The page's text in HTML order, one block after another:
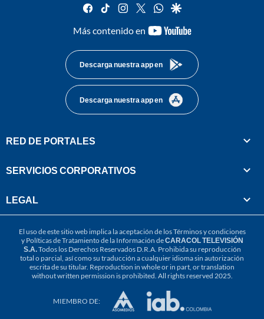
facebook
tiktok instagram
twitterwhatsapp
google
Más contenido en
youtube-
Descarga nuestra app en
Descarga nuestra app en
RED DE PORTALES
SERVICIOS CORPORATIVOS
LEGAL
El uso de este sitio web implica la aceptación de losTérminos y condiciones
y Políticas de Tratamiento de la Información deCARACOL TELEVISIÓN
S.A.Todos los Derechos Reservados D.R.A. Prohibida su reproducción
total o parcial, así como su traducción a cualquier idioma sin autorización
escrita de su titular. Reproduction in whole or in part, or translation
without written permission is prohibited. All rights reserved 2025.
MIEMBRO DE: